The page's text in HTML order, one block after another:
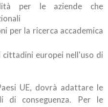
per le aziende che
per la ricerca accademica
europei nell'uso di
UE, dovrà adattare le
di conseguenza. Per le